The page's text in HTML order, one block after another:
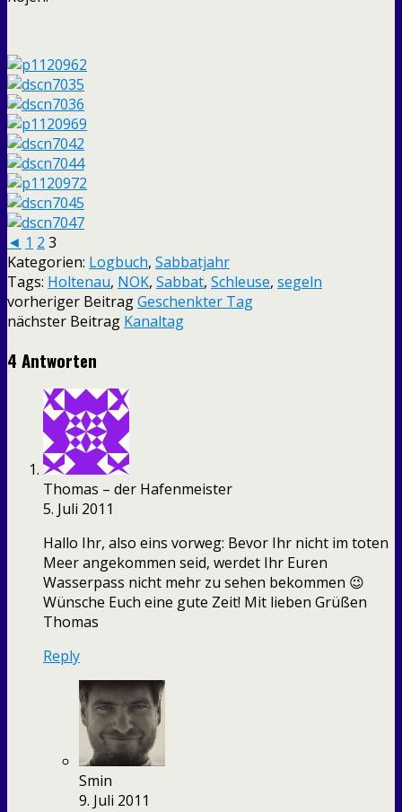
◄ 1 2 3
Kategorien: Logbuch, Sabbatjahr
Tags: Holtenau, NOK, Sabbat, Schleuse, segeln
vorheriger BeitragGeschenkter Tag
nächster Beitrag Kanaltag
4 Antworten
Thomas – der Hafenmeister
5. Juli 2011
Hallo Ihr, also eins vorweg: Bevor Ihr nicht im toten
Meer angekommen seid, werdet Ihr Euren
Wasserpass nicht mehr zu sehen bekommen 😉
Wünsche Euch eine gute Zeit! Mit lieben Grüßen
Thomas
Reply
Smin
9. Juli 2011